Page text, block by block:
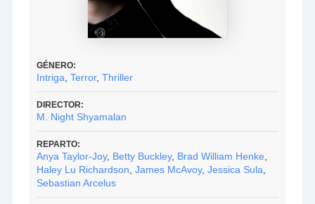
GÉNERO:
Intriga ,Terror,Thriller
DIRECTOR:
M. Night Shyamalan
REPARTO:
Anya Taylor-Joy, Betty Buckley, Brad William Henke
Haley Lu Richardson ,James McAvoy,Jessica Sula
Sebastian Arcelus